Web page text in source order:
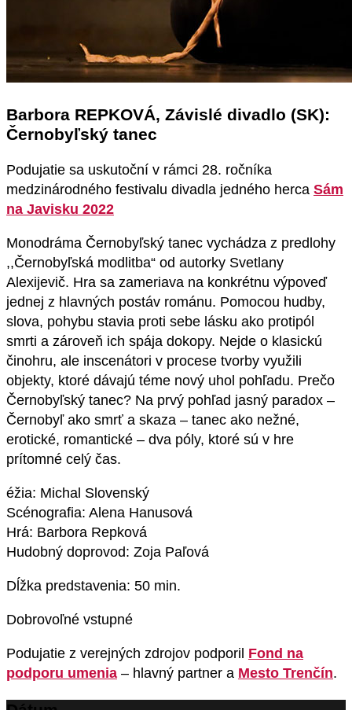
Barbora REPKOVÁ, Závislé divadlo (SK):
Černobyľský tanec
Podujatie sa uskutoční v rámci 28. ročníka
medzinárodného festivalu divadla jedného herca Sám
na Javisku 2022
Monodráma Černobyľský tanec vychádza z predlohy
,,Černobyľská modlitba“ od autorky Svetlany
Alexijevič. Hra sa zameriava na konkrétnu výpoveď
jednej z hlavných postáv románu. Pomocou hudby,
slova, pohybu stavia proti sebe lásku ako protipól
smrti a zároveň ich spája dokopy. Nejde o klasickú
činohru, ale inscenátori v procese tvorby využili
objekty, ktoré dávajú téme nový uhol pohľadu. Prečo
Černobyľský tanec? Na prvý pohľad jasný paradox –
Černobyľ ako smrť a skaza – tanec ako nežné,
erotické, romantické – dva póly, ktoré sú v hre
prítomné celý čas.
éžia: Michal Slovenský
Scénografia: Alena Hanusová
Hrá: Barbora Repková
Hudobný doprovod: Zoja Paľová
Dĺžka predstavenia: 50 min.
Dobrovoľné vstupné
Podujatie z verejných zdrojov podporil Fond na
podporu umenia – hlavný partner a Mesto Trenčín.